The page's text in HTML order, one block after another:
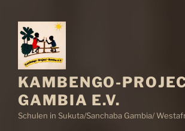
KAMBENGO-
GAMBIA E.V.
Schulen in Sukuta/Sanchaba Gambia/